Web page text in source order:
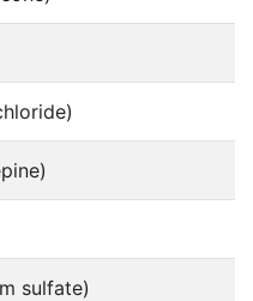
sulfate)